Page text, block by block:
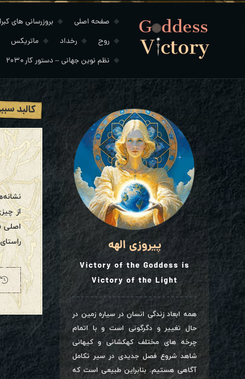
صفحه اصلی بروزرسانی های کبرا /
روح
رخداد ماتریکس
نظم نوین جهانی – دستور کار ۲۰۳۰
کالبد
اصلی
پیروزی الهه
Victory of the Goddess is
Victory of the Light
همه ابعاد زندگی انسان در سیاره زمین در
حال تغییر و دگرگونی است و با اتمام
چرخه های مختلف کهکشانی و کیهانی
شاهد شروع فصل جدیدی در سیر تکامل
آگاهی هستیم. بنابراین طبیعی است که